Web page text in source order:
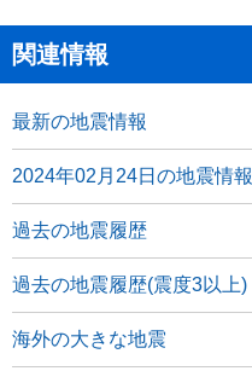
関連情報
最新の地震情報
2024年02月24日の地震情報
過去の地震履歴
過去の地震履歴(震度3以上)
海外の大きな地震